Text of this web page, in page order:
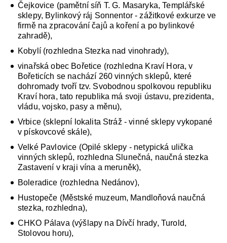
Čejkovice (pamětní síň T. G. Masaryka, Templářské
sklepy, Bylinkový ráj Sonnentor - zážitkové exkurze ve
firmě na zpracování čajů a koření a po bylinkové
zahradě),
Kobylí (rozhledna Stezka nad vinohrady),
vinařská obec Bořetice (rozhledna Kraví Hora, v
Bořeticích se nachází 260 vinných sklepů, které
dohromady tvoří tzv. Svobodnou spolkovou republiku
Kraví hora, tato republika má svoji ústavu, prezidenta,
vládu, vojsko, pasy a měnu),
Vrbice (sklepní lokalita Stráž - vinné sklepy vykopané
v pískovcové skále),
Velké Pavlovice (Opilé sklepy - netypická ulička
vinných sklepů, rozhledna Slunečná, naučná stezka
Zastavení v kraji vína a meruněk),
Boleradice (rozhledna Nedánov),
Hustopeče (Městské muzeum, Mandloňová naučná
stezka, rozhledna),
CHKO Pálava (výšlapy na Dívčí hrady, Turold,
Stolovou horu),